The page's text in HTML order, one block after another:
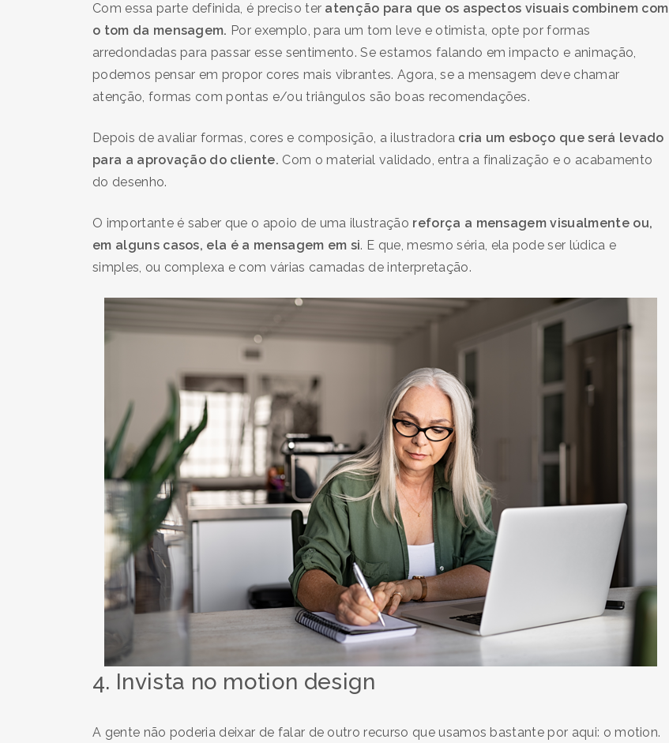
Com essa parte definida, é preciso ter atenção para que os aspectos visuais combinem com
o tom da mensagem. Por exemplo, para um tom leve e otimista, opte por formas
arredondadas para passar esse sentimento. Se estamos falando em impacto e animação,
podemos pensar em propor cores mais vibrantes. Agora, se a mensagem deve chamar
atenção, formas com pontas e/ou triângulos são boas recomendações.
Depois de avaliar formas, cores e composição, a ilustradora cria um esboço que será levado
para a aprovação do cliente. Com o material validado, entra a finalização e o acabamento
do desenho.
O importante é saber que o apoio de uma ilustração reforça a mensagem visualmente ou,
em alguns casos, ela é a mensagem em si. E que, mesmo séria, ela pode ser lúdica e
simples, ou complexa e com várias camadas de interpretação.
4. Invista no motion design
A gente não poderia deixar de falar de outro recurso que usamos bastante por aqui: o motion.